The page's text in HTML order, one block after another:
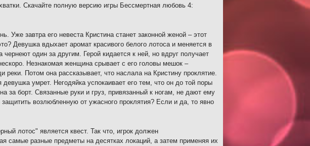
Скачайте полную версию игры Бессмертная любовь 4:
Уже завтра его невеста Кристина станет законной женой – этот
Девушка вдыхает аромат красивого белого лотоса и меняется в
один за другим. Герой кидается к ней, но вдруг получает
Незнакомая женщина срывает с его головы мешок –
Потом она рассказывает, что наслала на Кристину проклятие.
умрет. Негодяйка успокаивает его тем, что он до той поры
за борт. Связанные руки и груз, привязанный к ногам, не дают ему
возлюбленную от ужасного проклятия? Если и да, то явно
лотос" является квест. Так что, игрок должен
самые разные предметы на десятках локаций, а затем применяя их